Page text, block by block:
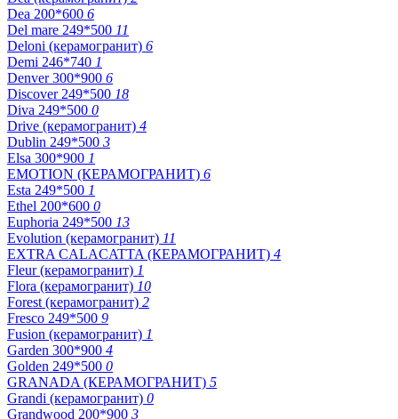
Dea 200*600 6
Del mare 249*500 11
Deloni (керамогранит) 6
Demi 246*740 1
Denver 300*900 6
Discover 249*500 18
Diva 249*500 0
Drive (керамогранит) 4
Dublin 249*500 3
Elsa 300*900 1
EMOTION (КЕРАМОГРАНИТ) 6
Esta 249*500 1
Ethel 200*600 0
Euphoria 249*500 13
Evolution (керамогранит) 11
EXTRA CALACATTA (КЕРАМОГРАНИТ) 4
Fleur (керамогранит) 1
Flora (керамогранит) 10
Forest (керамогранит) 2
Fresco 249*500 9
Fusion (керамогранит) 1
Garden 300*900 4
Golden 249*500 0
GRANADA (КЕРАМОГРАНИТ) 5
Grandi (керамогранит) 0
Grandwood 200*900 3